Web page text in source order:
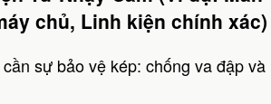
chủ, Linh kiện chính xác)
sự bảo vệ kép: chống va đập và